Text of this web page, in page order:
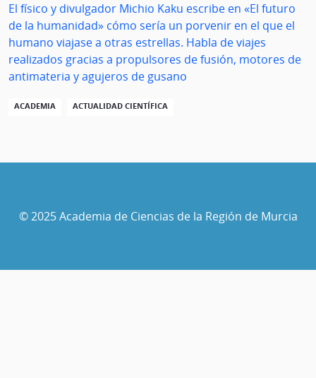
El físico y divulgador Michio Kaku escribe en «El futuro
de la humanidad» cómo sería un porvenir en el que el
humano viajase a otras estrellas. Habla de viajes
realizados gracias a propulsores de fusión, motores de
antimateria y agujeros de gusano
ACADEMIA ACTUALIDAD CIENTÍFICA
© 2025 Academia de Ciencias de la Región de Murcia